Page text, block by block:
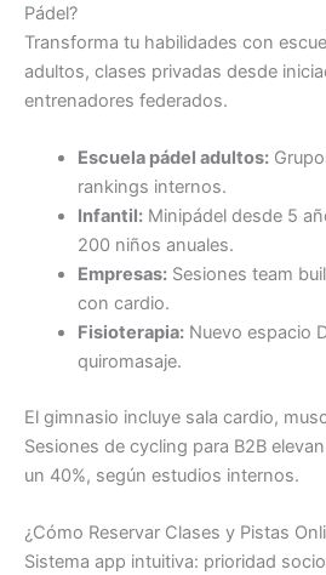
Pádel?
Transforma tu habilidades con
adultos, clases privadas desde
entrenadores federados.
Escuela pádel adultos:
rankings internos.
Infantil:Minipádel desde 5
200 niños anuales.
Empresas:Sesiones team
con cardio.
Fisioterapia:Nuevo espacio
quiromasaje.
El gimnasio incluye sala cardio,
Sesiones de cycling para B2B
un 40%, según estudios internos.
¿Cómo Reservar Clases y Pistas
Sistema app intuitiva: prioridad